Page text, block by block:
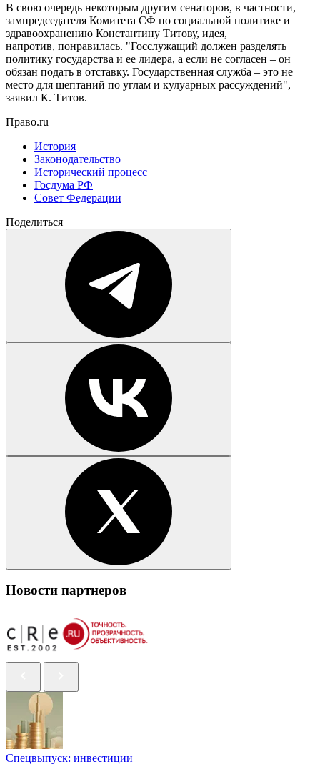
В свою очередь некоторым другим сенаторов, в частности,
зампредседателя Комитета СФ по социальной политике и
здравоохранению Константину Титову, идея,
напротив, понравилась. "Госслужащий должен разделять
политику государства и ее лидера, а если не согласен – он
обязан подать в отставку. Государственная служба – это не
место для шептаний по углам и кулуарных рассуждений", —
заявил К. Титов.
Право.ru
История
Законодательство
Исторический процесс
Госдума РФ
Совет Федерации
Поделиться
Новости партнеров
Спецвыпуск: инвестиции